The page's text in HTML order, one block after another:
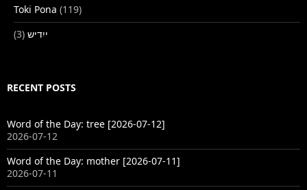
Toki Pona (119)
ייִדיש (3)
RECENT POSTS
Word of the Day: tree [2026-07-12]
2026-07-12
Word of the Day: mother [2026-07-11]
2026-07-11